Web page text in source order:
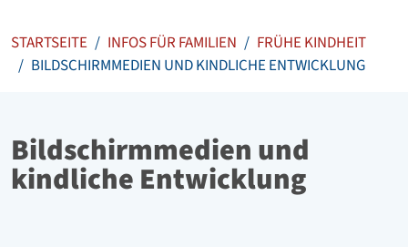
STARTSEITE INFOS FÜR FAMILIEN
FRÜHE KINDHEIT
BILDSCHIRMMEDIEN UND KINDLICHE ENTWICKLUNG
Bildschirmmedien und
kindliche Entwicklung